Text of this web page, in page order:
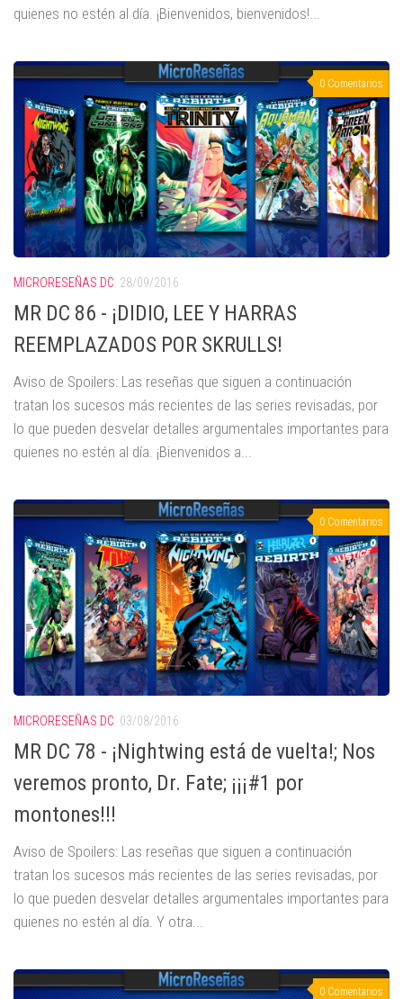
quienes no estén al día. ¡Bienvenidos, bienvenidos!...
0 Comentarios
MICRORESEÑAS DC 28/09/2016
MR DC 86 - ¡DIDIO, LEE Y HARRAS
REEMPLAZADOS POR SKRULLS!
Aviso de Spoilers: Las reseñas que siguen a continuación
tratan los sucesos más recientes de las series revisadas, por
lo que pueden desvelar detalles argumentales importantes para
quienes no estén al día. ¡Bienvenidos a...
0 Comentarios
MICRORESEÑAS DC 03/08/2016
MR DC 78 - ¡Nightwing está de vuelta!; Nos
veremos pronto, Dr. Fate; ¡¡¡#1 por
montones!!!
Aviso de Spoilers: Las reseñas que siguen a continuación
tratan los sucesos más recientes de las series revisadas, por
lo que pueden desvelar detalles argumentales importantes para
quienes no estén al día. Y otra...
0 Comentarios